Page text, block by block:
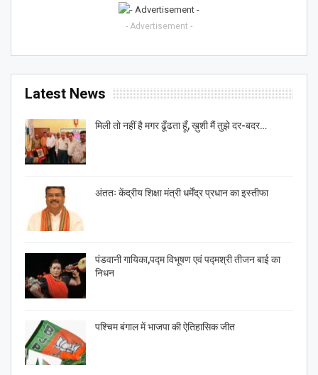
- Advertisement -
Latest News
मिली तो नहीं है मगर ढूँढता हूँ, ख़ुशी मैं तुझे दर-बदर…
अंततः केंद्रीय शिक्षा मंत्री धर्मेंद्र प्रधान का इस्तीफा
पंडवानी गायिका,पद्म विभूषण एवं पद्मश्री तीजन बाई का
निधन
पश्चिम बंगाल में भाजपा की ऐतिहासिक जीत